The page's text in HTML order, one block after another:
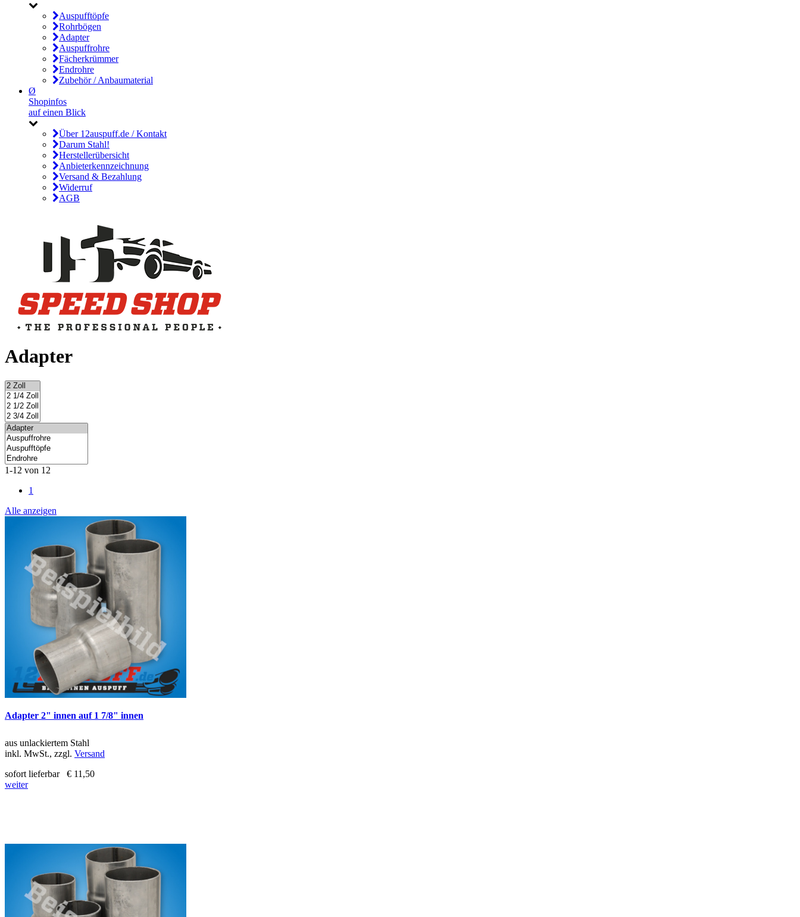
Auspufftöpfe
Rohrbögen
Adapter
Auspuffrohre
Fächerkrümmer
Endrohre
Zubehör / Anbaumaterial
Ø
Shopinfos
auf einen Blick
Über 12auspuff.de / Kontakt
Darum Stahl!
Herstellerübersicht
Anbieterkennzeichnung
Versand & Bezahlung
Widerruf
AGB
Adapter
1-12 von 12
1
Alle anzeigen
Adapter 2" innen auf 1 7/8" innen
aus unlackiertem Stahl
inkl. MwSt., zzgl. Versand
sofort lieferbar
€ 11,50
weiter